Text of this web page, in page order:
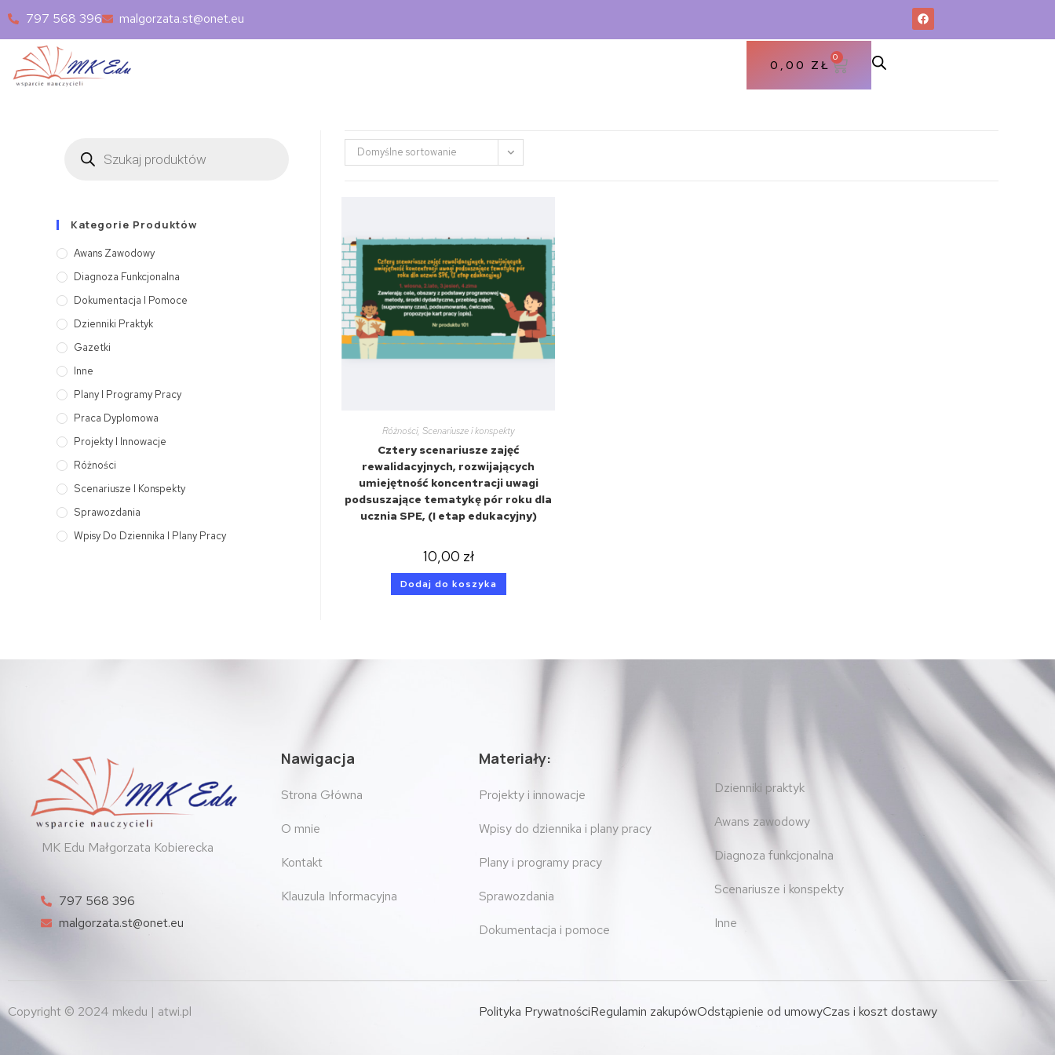
797 568 396 malgorzata.st@onet.eu
0,00 ZŁ
0
Domyślne sortowanie
Różności, Scenariusze i konspekty
Cztery scenariusze zajęć
rewalidacyjnych, rozwijających
umiejętność koncentracji uwagi
podsuszające tematykę pór roku dla
ucznia SPE, (I etap edukacyjny)
10,00 zł
Dodaj do koszyka
Kategorie Produktów
Awans Zawodowy
Diagnoza Funkcjonalna
Dokumentacja I Pomoce
Dzienniki Praktyk
Gazetki
Inne
Plany I Programy Pracy
Praca Dyplomowa
Projekty I Innowacje
Różności
Scenariusze I Konspekty
Sprawozdania
Wpisy Do Dziennika I Plany Pracy
MK Edu Małgorzata Kobierecka
797 568 396
malgorzata.st@onet.eu
Nawigacja
Strona Główna
O mnie
Kontakt
Klauzula Informacyjna
Materiały:
Projekty i innowacje
Wpisy do dziennika i plany pracy
Plany i programy pracy
Sprawozdania
Dokumentacja i pomoce
Dzienniki praktyk
Awans zawodowy
Diagnoza funkcjonalna
Scenariusze i konspekty
Inne
Copyright © 2024 mkedu | atwi.pl Polityka PrywatnościRegulamin zakupówOdstąpienie od umowyCzas i koszt dostawy